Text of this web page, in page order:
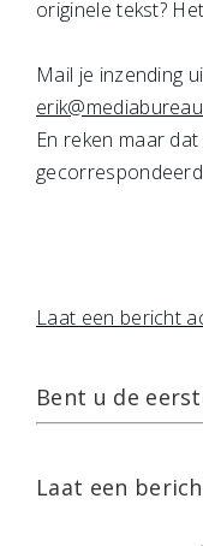
originele tekst?
Mail je inzending
En reken maar
Laat een bericht
Bent u de
Laat een